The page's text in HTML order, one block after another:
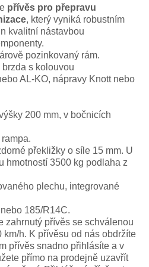
přívěs pro přepravu
, který vyniká robustním
kvalitní nástavbou
pozinkovaný rám.
s kolouvou
AL-KO, nápravy Knott nebo
200 mm, v bočnicích
překližky o síle 15 mm. U
hmotností 3500 kg podlaha z
plechu, integrované
185/R14C.
zahrnutý přívěs se schválenou
km/h. K přívěsu od nás obdržíte
přívěs snadno přihlásíte a v
přímo na prodejně uzavřít